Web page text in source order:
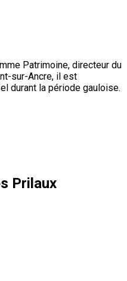
Patrimoine, directeur du
sur-Ancre, il est
durant la période gauloise.
Prilaux